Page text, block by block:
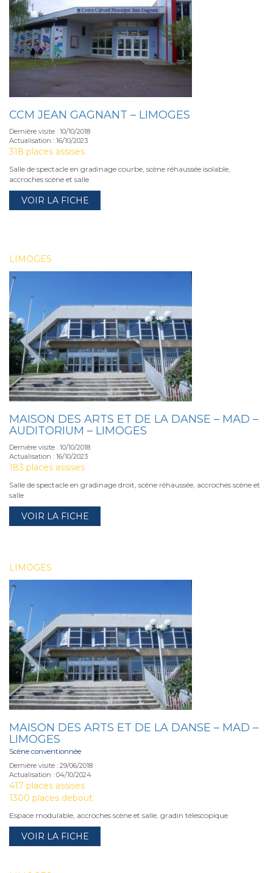
CCM JEAN GAGNANT – LIMOGES
Dernière visite : 10/10/2018
Actualisation : 16/10/2023
318 places assises
Salle de spectacle en gradinage courbe, scène réhaussée isolable,
accroches scène et salle
VOIR LA FICHE
LIMOGES
MAISON DES ARTS ET DE LA DANSE – MAD –
AUDITORIUM – LIMOGES
Dernière visite : 10/10/2018
Actualisation : 16/10/2023
183 places assises
Salle de spectacle en gradinage droit, scène réhaussée, accroches scène et
salle
VOIR LA FICHE
LIMOGES
MAISON DES ARTS ET DE LA DANSE – MAD –
LIMOGES
Scène conventionnée
Dernière visite : 29/06/2018
Actualisation : 04/10/2024
417 places assises
1300 places debout
Espace modulable, accroches scène et salle, gradin télescopique
VOIR LA FICHE